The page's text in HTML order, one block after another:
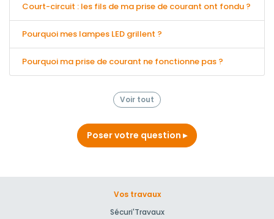
Court-circuit : les fils de ma prise de courant ont fondu ?
Pourquoi mes lampes LED grillent ?
Pourquoi ma prise de courant ne fonctionne pas ?
Voir tout
Poser votre question
Vos travaux
Sécuri'Travaux